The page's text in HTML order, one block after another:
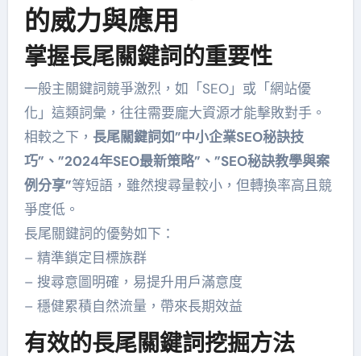
的威力與應用
掌握長尾關鍵詞的重要性
一般主關鍵詞競爭激烈，如「SEO」或「網站優
化」這類詞彙，往往需要龐大資源才能擊敗對手。
相較之下， 長尾關鍵詞如”中小企業SEO秘訣技
巧”、”2024年SEO最新策略”、”SEO秘訣教學與案
例分享”等短語，雖然搜尋量較小，但轉換率高且競
爭度低。
長尾關鍵詞的優勢如下：
– 精準鎖定目標族群
– 搜尋意圖明確，易提升用戶滿意度
– 穩健累積自然流量，帶來長期效益
有效的長尾關鍵詞挖掘方法